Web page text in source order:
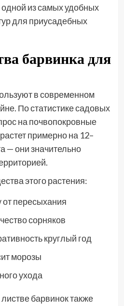
одной из самых удобных
для приусадебных
барвинка для
в современном
По статистике садовых
на почвопокровные
примерно на 12–
— они значительно
этого растения:
пересыхания
сорняков
круглый год
морозы
ухода
барвинок также